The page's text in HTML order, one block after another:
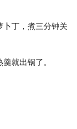
卜丁，煮三分钟关
就出锅了。